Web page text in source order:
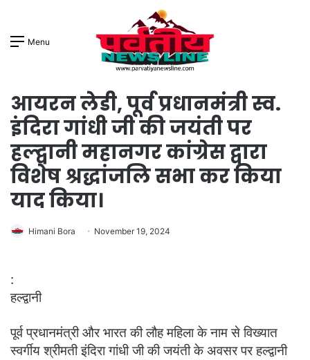
Menu
आयरन लेडी, पूर्व प्रधानमंत्री स्व.
इंदिरा गांधी जी की जयंती पर
हल्द्वानी महानगर कांग्रेस द्वारा
विशेष श्रद्धांजलि सभा कर किया
याद किया।
Himani Bora November 19, 2024
:
हल्द्वानी
पूर्व प्रधानमंत्री और भारत की लौह महिला के नाम से विख्यात
स्वर्गीय श्रीमती इंदिरा गांधी जी की जयंती के अवसर पर हल्द्वानी